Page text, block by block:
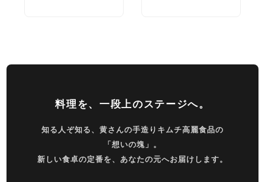
料理を、一段上のステージへ。
知る人ぞ知る、黄さんの手造りキムチ高麗食品の
「想いの塊」。
新しい食卓の定番を、あなたの元へお届けします。